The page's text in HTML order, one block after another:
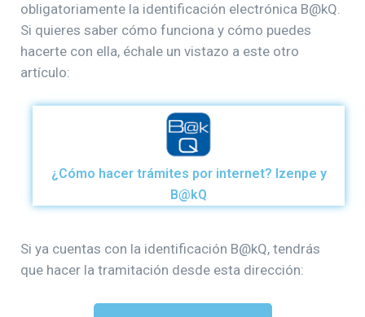
obligatoriamente la identificación electrónica B@kQ.
Si quieres saber cómo funciona y cómo puedes
hacerte con ella, échale un vistazo a este otro
artículo:
¿Cómo hacer trámites por internet? Izenpe y
B@kQ
Si ya cuentas con la identificación B@kQ, tendrás
que hacer la tramitación desde esta dirección: